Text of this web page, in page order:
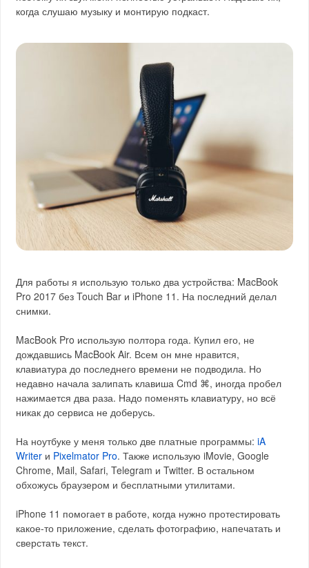
когда слушаю музыку и монтирую подкаст.
Для работы я использую только два устройства: MacBook
Pro 2017 без Touch Bar и iPhone 11. На последний делал
снимки.
MacBook Pro использую полтора года. Купил его, не
дождавшись MacBook Air. Всем он мне нравится,
клавиатура до последнего времени не подводила. Но
недавно начала залипать клавиша Cmd ⌘, иногда пробел
нажимается два раза. Надо поменять клавиатуру, но всё
никак до сервиса не доберусь.
На ноутбуке у меня только две платные программы:iA
Writer и Pixelmator Pro. Также использую iMovie, Google
Chrome, Mail, Safari, Telegram и Twitter. В остальном
обхожусь браузером и бесплатными утилитами.
iPhone 11 помогает в работе, когда нужно протестировать
какое-то приложение, сделать фотографию, напечатать и
сверстать текст.